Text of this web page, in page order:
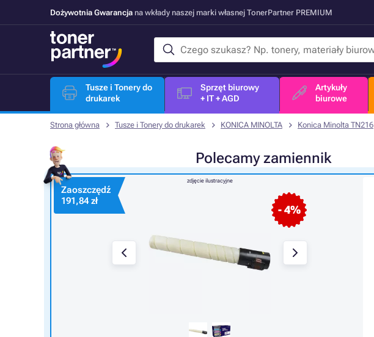
Dożywotnia Gwarancja na wkłady naszej marki własnej TonerPartner PREMIUM
Tusze i Tonery do
drukarek
Sprzęt biurowy
+ IT + AGD
Artykuły
biurowe
Strona główna Tusze i Tonery do drukarek KONICA MINOLTA Konica Minolta TN216
Polecamyzamiennik
zdjęcie ilustracyjne
- 4%
Zaoszczędź
191,84 zł